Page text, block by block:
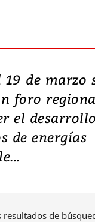
19 de marzo
foro
el
de energías
de
Video, Japón:
deja heridos y
daños en